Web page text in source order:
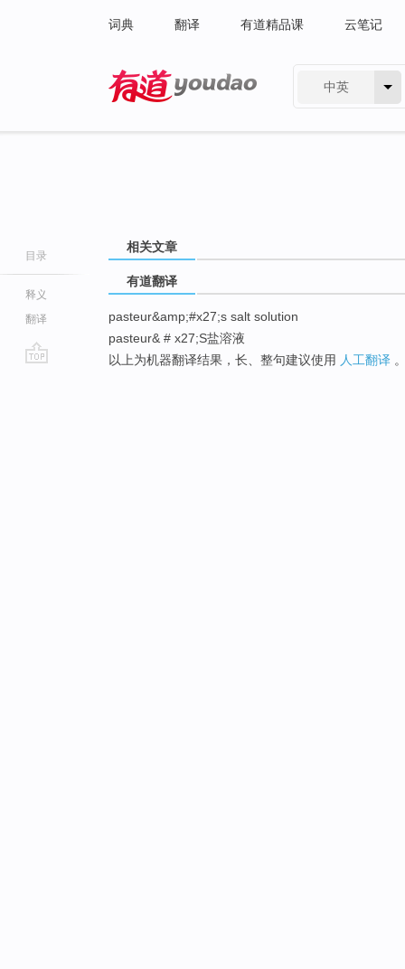
词典 翻译 有道精品课 云笔记
中英
目录
释义
翻译
相关文章
有道翻译
pasteur&amp;#x27;s salt solution
pasteur& # x27;S盐溶液
以上为机器翻译结果，长、整句建议使用 人工翻译